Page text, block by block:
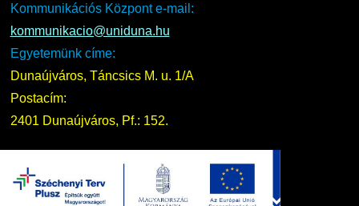
Kommunikációs Központ e-mail:
kommunikacio@uniduna.hu
Egyetemünk címe:
Dunaújváros, Táncsics M. u. 1/A
Postacím:
2401 Dunaújváros, Pf.: 152.
UNIDUNA 2016